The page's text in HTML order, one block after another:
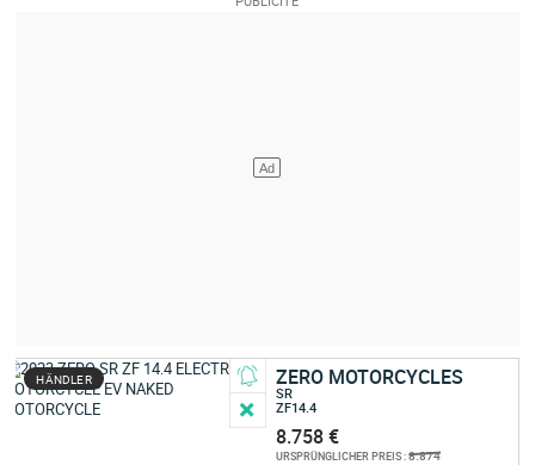
HÄNDLER ZERO MOTORCYCLES
SR
ZF14.4
8.758 €
URSPRÜNGLICHER PREIS :8.874